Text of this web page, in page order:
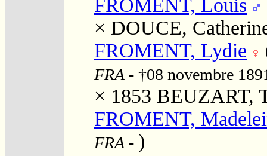
FROMENT, Louis
× DOUCE,
FROMENT, Lydie
FRA - †08 novembre
× 1853 BEUZART,
FROMENT,
FRA - )